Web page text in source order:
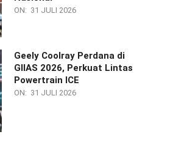
ON: 31 JULI 2026
Geely Coolray Perdana di
GIIAS 2026, Perkuat Lintas
Powertrain ICE
ON: 31 JULI 2026